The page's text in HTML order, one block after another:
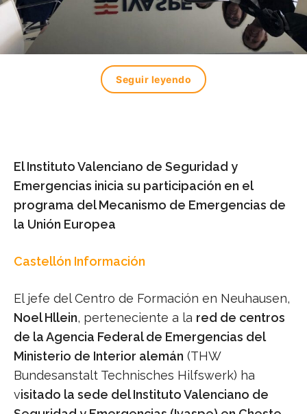
Seguir leyendo
El Instituto Valenciano de Seguridad y
Emergencias inicia su participación en el
programa del Mecanismo de Emergencias de
la Unión Europea
Castellón Información
El jefe del Centro de Formación en Neuhausen,
Noel Hllein, perteneciente a la red de centros
de la Agencia Federal de Emergencias del
Ministerio de Interior alemán (THW
Bundesanstalt Technisches Hilfswerk) ha
visitado la sede del Instituto Valenciano de